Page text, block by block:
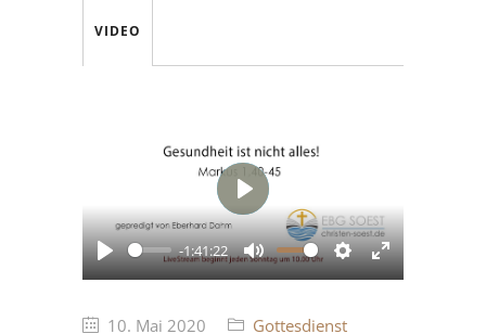
VIDEO
Play
-1:41:22
Mute Settings
Enter
Play
10. Mai 2020
Gottesdienst